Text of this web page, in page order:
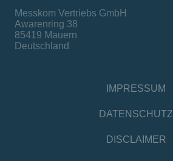
Messkom Vertriebs GmbH
Awarenring 38
85419 Mauern
Deutschland
IMPRESSUM
DATENSCHUTZ
DISCLAIMER